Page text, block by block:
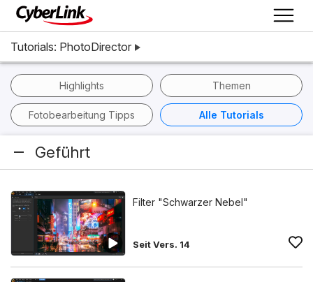
Tutorials: PhotoDirector
Highlights Themen
Fotobearbeitung Tipps Alle Tutorials
Geführt
Filter "Schwarzer Nebel"
Seit Vers. 14